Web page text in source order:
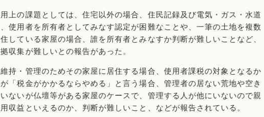
上の課題としては、住宅以外の場合、住民記録及び電気・ガス・水道
使用者を所有者としてみなす認定が困難なことや、一筆の土地を複数
している家屋の場合、誰を所有者とみなすか判断が難しいことなど、
収集が難しいとの報告があった。
持・管理のためその家屋に居住する場合、使用者課税の対象となるか
「税金がかかるならやめる」と言う場合、管理者の居ない荒地や空き
ないが仏壇等がある家屋のケースで、管理する人が他にいないので親
収益といえるのか、判断が難しいこと、などが報告されている。